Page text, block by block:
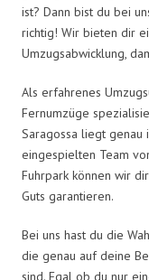
ist? Dann bist du bei
richtig! Wir bieten dir
Umzugsabwicklung,
Als erfahrenes
Fernumzüge
Saragossa liegt genau
eingespielten Team
Fuhrpark können wir
Guts garantieren.
Bei uns hast du die
die genau auf deine
sind. Egal ob du nur